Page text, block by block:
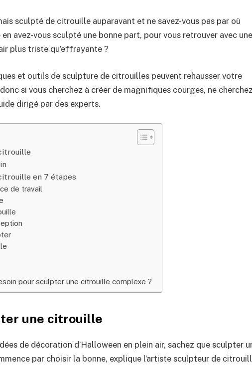
sculpté de citrouille auparavant et ne savez-vous pas par où
avez-vous sculpté une bonne part, pour vous retrouver avec une
plus triste qu’effrayante ?
et outils de sculpture de citrouilles peuvent rehausser votre
si vous cherchez à créer de magnifiques courges, ne cherchez
dirigé par des experts.
en 7 étapes
de travail
pour sculpter une citrouille complexe ?
une citrouille
de décoration d’Halloween en plein air, sachez que sculpter
par choisir la bonne, explique l’artiste sculpteur de